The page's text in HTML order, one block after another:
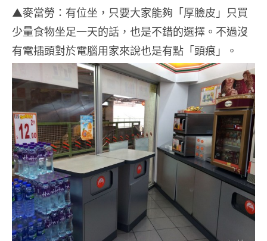
▲麥當勞：有位坐，只要大家能夠「厚臉皮」只買
少量食物坐足一天的話，也是不錯的選擇。不過沒
有電插頭對於電腦用家來說也是有點「頭痕」。